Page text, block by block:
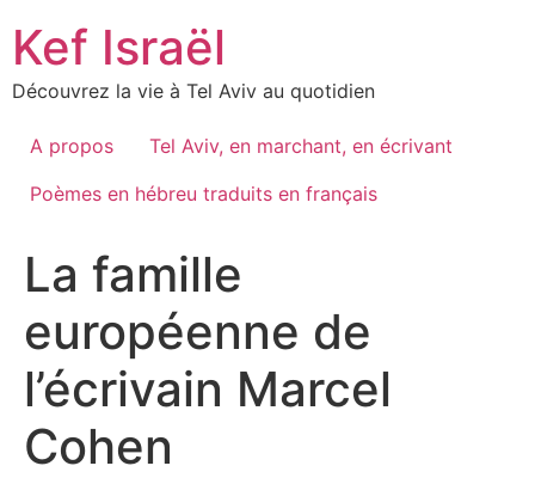
content
Kef Israël
Découvrez la vie à Tel Aviv au quotidien
A propos
Tel Aviv, en marchant, en écrivant
Poèmes en hébreu traduits en français
La famille
européenne de
l’écrivain Marcel
Cohen